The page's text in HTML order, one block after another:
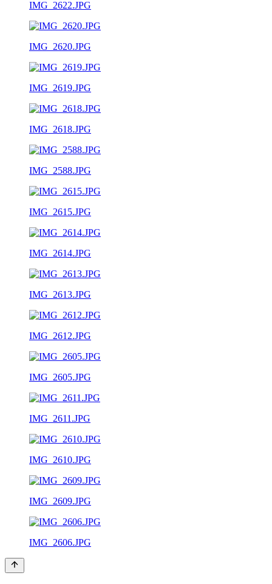
IMG_2622.JPG
IMG_2620.JPG
IMG_2619.JPG
IMG_2618.JPG
IMG_2588.JPG
IMG_2615.JPG
IMG_2614.JPG
IMG_2613.JPG
IMG_2612.JPG
IMG_2605.JPG
IMG_2611.JPG
IMG_2610.JPG
IMG_2609.JPG
IMG_2606.JPG